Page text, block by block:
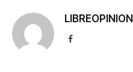
Facebook